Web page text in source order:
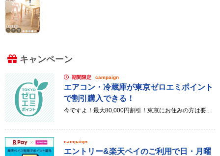
キャンペーン
期間限定 campaign
エアコン・冷蔵庫が東京ゼロエミポイント
で割引購入できる！
今ですよ！最大80,000円割引！東京にお住みの方は要...
campaign
エントリー&楽天ペイのご利用で日・月曜